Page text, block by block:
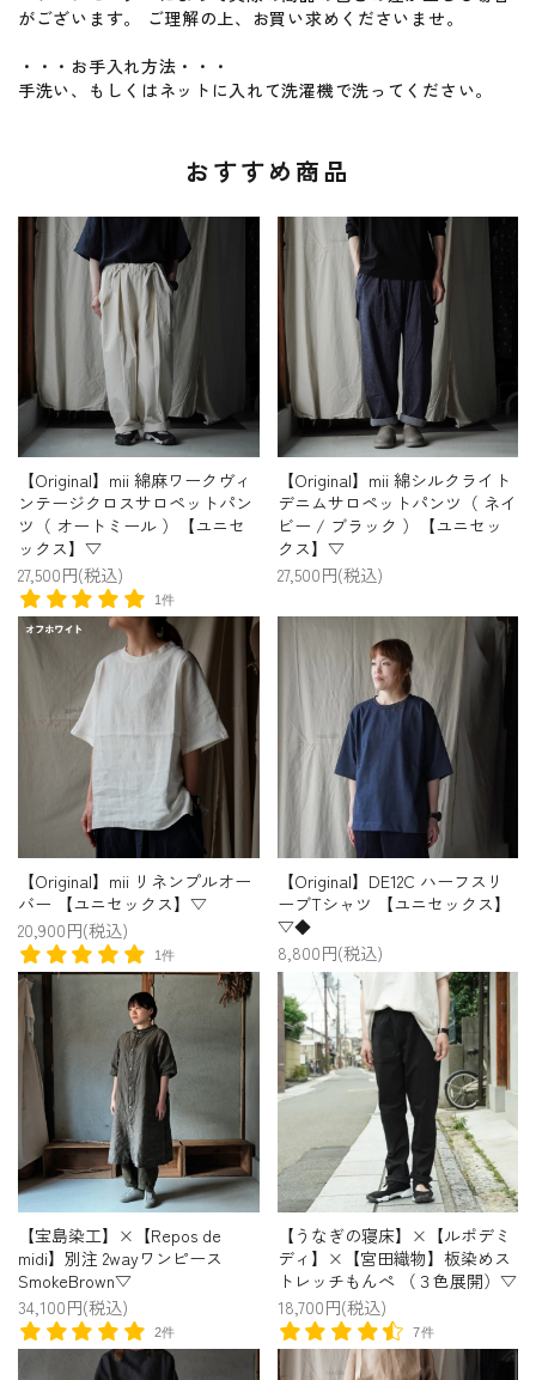
がございます。 ご理解の上、お買い求めくださいませ。
・・・お手入れ方法・・・
手洗い、もしくはネットに入れて洗濯機で洗ってください。
おすすめ商品
【Original】mii 綿麻ワークヴィ
ンテージクロスサロペットパン
ツ（ オートミール ）【ユニセ
ックス】▽
27,500円(税込)
1件
【Original】mii 綿シルクライト
デニムサロペットパンツ（ ネイ
ビー / ブラック ）【ユニセッ
クス】▽
27,500円(税込)
【Original】mii リネンプルオー
バー 【ユニセックス】▽
20,900円(税込)
1件
【Original】DE12C ハーフスリ
ーブTシャツ 【ユニセックス】
▽◆
8,800円(税込)
【宝島染工】×【Repos de
midi】別注 2wayワンピース
SmokeBrown▽
34,100円(税込)
2件
【うなぎの寝床】×【ルポデミ
ディ】×【宮田織物】板染めス
トレッチもんぺ （３色展開）▽
18,700円(税込)
7件